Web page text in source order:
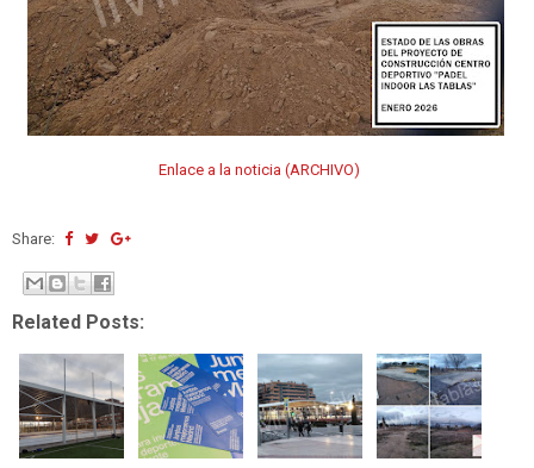
Enlace a la noticia (ARCHIVO)
Share:
Related Posts: